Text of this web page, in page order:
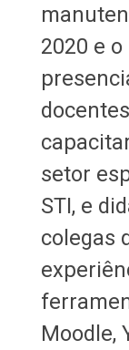
2020 e
setor
STI, e
colegas
Moodle,